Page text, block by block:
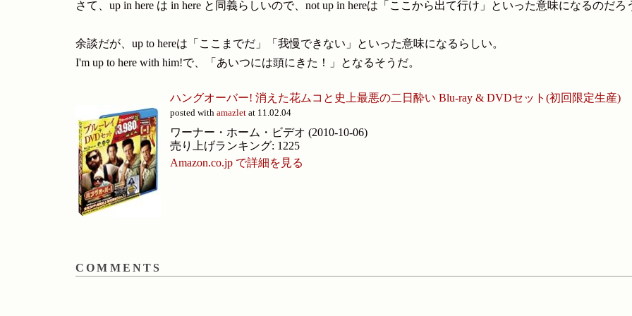
さて、up in here は in here と同義らしいので、not up in hereは「ここから出て行け」といった意味になるのだろ
余談だが、up to hereは「ここまでだ」「我慢できない」といった意味になるらしい。
I'm up to here with him!で、「あいつには頭にきた！」となるそうだ。
ハングオーバー! 消えた花ムコと史上最悪の二日酔い Blu-ray & DVDセット(初回限定生産)
posted with amazlet at 11.02.04
ワーナー・ホーム・ビデオ (2010-10-06)
売り上げランキング: 1225
Amazon.co.jp で詳細を見る
COMMENTS